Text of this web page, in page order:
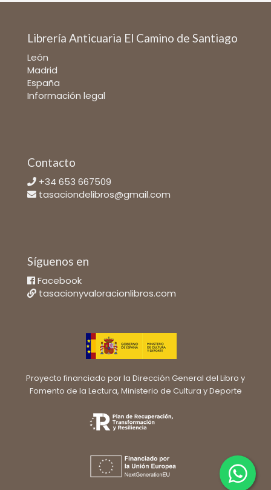
Librería Anticuaria El Camino de Santiago
León
Madrid
España
Información legal
Contacto
+34 653 667509
tasaciondelibros@gmail.com
Síguenos en
Facebook
tasacionyvaloracionlibros.com
Proyecto financiado por la Dirección General del Libro y
Fomento de la Lectura, Ministerio de Cultura y Deporte